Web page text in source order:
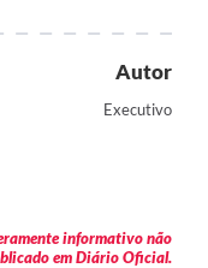
Autor
Executivo
informativo não
em Diário Oficial.